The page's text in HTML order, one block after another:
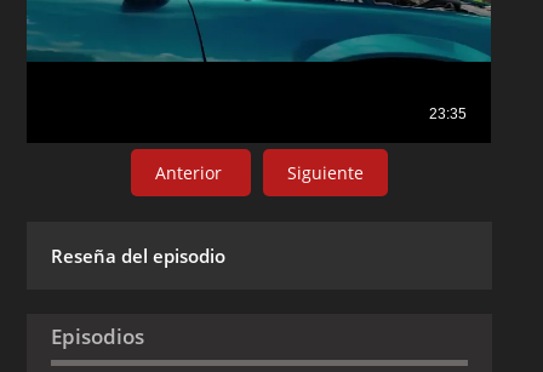
Anterior Siguiente
Reseña del episodio
Episodios